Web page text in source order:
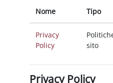
Nome Tipo
Privacy
Policy
sito
Privacy Policy